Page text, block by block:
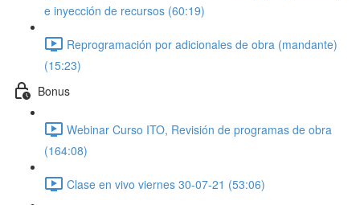
e inyección de recursos (60:19)
Reprogramación por adicionales de obra (mandante)
(15:23)
Bonus
Webinar Curso ITO, Revisión de programas de obra
(164:08)
Clase en vivo viernes 30-07-21 (53:06)